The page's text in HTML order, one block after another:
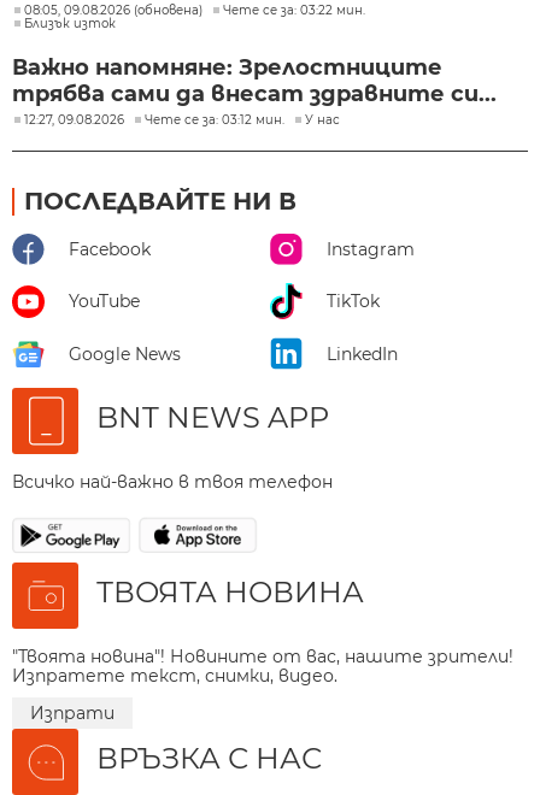
08:05, 09.08.2026 (обновена)
Чете се за: 03:22 мин.
Близък изток
Важно напомняне: Зрелостниците
трябва сами да внесат здравните си...
12:27, 09.08.2026 Чете се за: 03:12 мин. У нас
ПОСЛЕДВАЙТЕ НИ В
Facebook Instagram
YouTube TikTok
Google News LinkedIn
BNT NEWS APP
Всичко най-важно в твоя телефон
ТВОЯТА НОВИНА
"Твоята новина"! Новините от вас, нашите зрители!
Изпратете текст, снимки, видео.
Изпрати
ВРЪЗКА С НАС